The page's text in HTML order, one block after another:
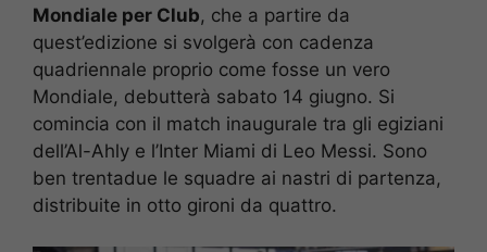
Mondiale per Club, che a partire da
quest’edizione si svolgerà con cadenza
quadriennale proprio come fosse un vero
Mondiale, debutterà sabato 14 giugno. Si
comincia con il match inaugurale tra gli egiziani
dell’Al-Ahly e l’Inter Miami di Leo Messi. Sono
ben trentadue le squadre ai nastri di partenza,
distribuite in otto gironi da quattro.